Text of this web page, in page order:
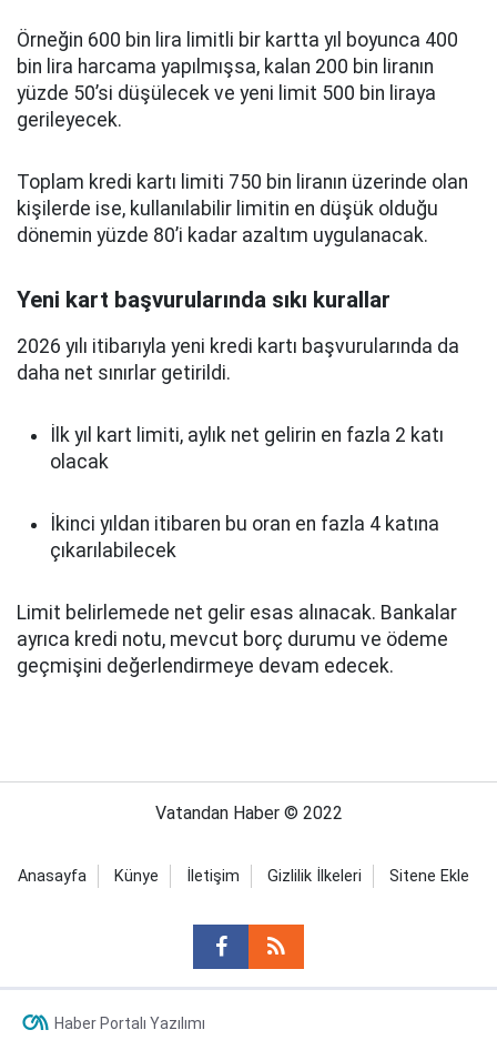
Örneğin 600 bin lira limitli bir kartta yıl boyunca 400
bin lira harcama yapılmışsa, kalan 200 bin liranın
yüzde 50’si düşülecek ve yeni limit 500 bin liraya
gerileyecek.
Toplam kredi kartı limiti 750 bin liranın üzerinde olan
kişilerde ise, kullanılabilir limitin en düşük olduğu
dönemin yüzde 80’i kadar azaltım uygulanacak.
Yeni kart başvurularında sıkı kurallar
2026 yılı itibarıyla yeni kredi kartı başvurularında da
daha net sınırlar getirildi.
İlk yıl kart limiti, aylık net gelirin en fazla 2 katı
olacak
İkinci yıldan itibaren bu oran en fazla 4 katına
çıkarılabilecek
Limit belirlemede net gelir esas alınacak. Bankalar
ayrıca kredi notu, mevcut borç durumu ve ödeme
geçmişini değerlendirmeye devam edecek.
Vatandan Haber © 2022
Anasayfa Künye İletişim Gizlilik İlkeleri Sitene Ekle
Haber Portalı Yazılımı